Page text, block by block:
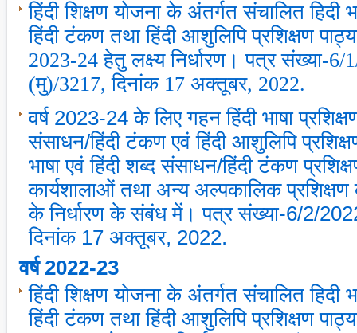
हिंदी शिक्षण योजना के अंतर्गत संचालित हिदी
हिंदी टंकण तथा हिंदी आशुलिपि प्रशिक्षण
2023-24 हेतु लक्ष्‍य निर्धारण। पत्र संख्‍या-6/
(मु)/3217, दिनांक 17 अक्‍तूबर, 2022.
वर्ष 2023-24 के लिए गहन हिंदी भाषा
संसाधन/हिंदी टंकण एवं हिंदी आशुलिपि प्रशिक्षण
भाषा एवं हिंदी शब्‍द संसाधन/हिंदी टंकण
कार्यशालाओं तथा अन्‍य अल्‍पकालिक प्रशिक्षण
के निर्धारण के संबंध में। पत्र संख्‍या-6/2/
दिनांक 17 अक्‍तूबर, 2022.
वर्ष 2022-23
हिंदी शिक्षण योजना के अंतर्गत संचालित हिदी
हिंदी टंकण तथा हिंदी आशुलिपि प्रशिक्षण